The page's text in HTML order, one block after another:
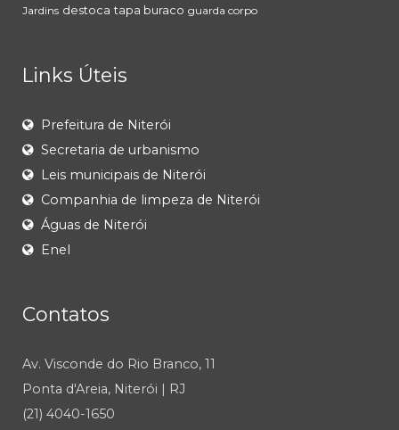
Jardins destoca tapa buraco guarda corpo
Links Úteis
Prefeitura de Niterói
Secretaria de urbanismo
Leis municipais de Niterói
Companhia de limpeza de Niterói
Águas de Niterói
Enel
Contatos
Av. Visconde do Rio Branco, 11
Ponta d'Areia, Niterói | RJ
(21) 4040-1650